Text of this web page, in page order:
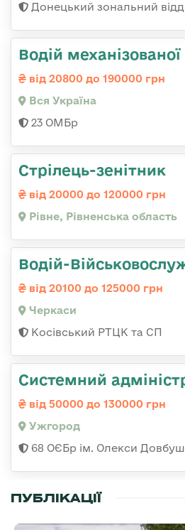
Донецький зональний
Водій
від 20800 до 190000 грн
Вся Україна
23 ОМБр
Стрілець-зенітник
від 20000 до 120000 грн
Рівне, Рівненська область
Водій-
від 20100 до 125000 грн
Черкаси
Косівський РТЦК та СП
Системний
від 50000 до 130000 грн
Ужгород
68 ОЄБр ім. Олекси
ПУБЛІКАЦІЇ